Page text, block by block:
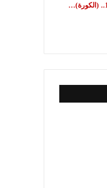
كلمة العدد 1478.. (الكورة)…